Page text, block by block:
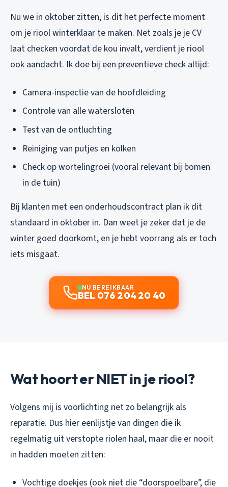
Nu we in oktober zitten, is dit het perfecte moment
om je riool winterklaar te maken. Net zoals je je CV
laat checken voordat de kou invalt, verdient je riool
ook aandacht. Ik doe bij een preventieve check altijd:
Camera-inspectie van de hoofdleiding
Controle van alle watersloten
Test van de ontluchting
Reiniging van putjes en kolken
Check op wortelingroei (vooral relevant bij bomen
in de tuin)
Bij klanten met een onderhoudscontract plan ik dit
standaard in oktober in. Dan weet je zeker dat je de
winter goed doorkomt, en je hebt voorrang als er toch
iets misgaat.
NU BEREIKBAAR
BEL 076 204 20 40
Wat hoort er NIET in je riool?
Volgens mij is voorlichting net zo belangrijk als
reparatie. Dus hier eenlijstje van dingen die ik
regelmatig uit verstopte riolen haal, maar die er nooit
in hadden moeten zitten:
Vochtige doekjes (ook niet die “doorspoelbare”, die